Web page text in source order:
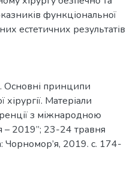
функціональної
естетичних результатів
принципи
хірургії. Матеріали
з міжнародною
– 2019”; 23-24 травня
Чорномор’я, 2019. c. 174-